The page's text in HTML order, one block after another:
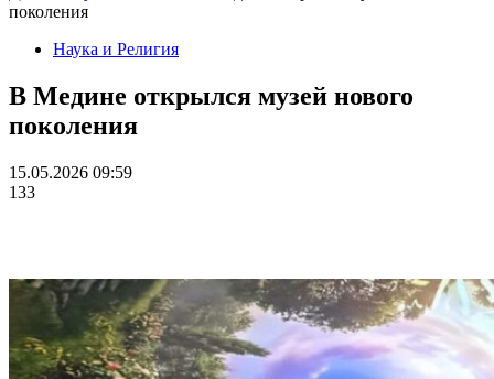
поколения
Наука и Религия
В Медине открылся музей нового
поколения
15.05.2026 09:59
133